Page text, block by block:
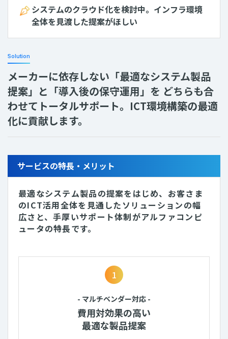
システムのクラウド化を検討中。インフラ環境
全体を見渡した提案がほしい
Solution
メーカーに依存しない「最適なシステム製品
提案」と「導入後の保守運用」を どちらも合
わせてトータルサポート。ICT環境構築の最適
化に貢献します。
サービスの特長・メリット
最適なシステム製品の提案をはじめ、お客さま
のICT活用全体を見通したソリューションの幅
広さと、手厚いサポート体制がアルファコンピ
ュータの特長です。
1
- マルチベンダー対応 -
費用対効果の高い
最適な製品提案